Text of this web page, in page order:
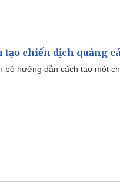
tạo chiến dịch quảng
bộ hướng dẫn cách tạo một